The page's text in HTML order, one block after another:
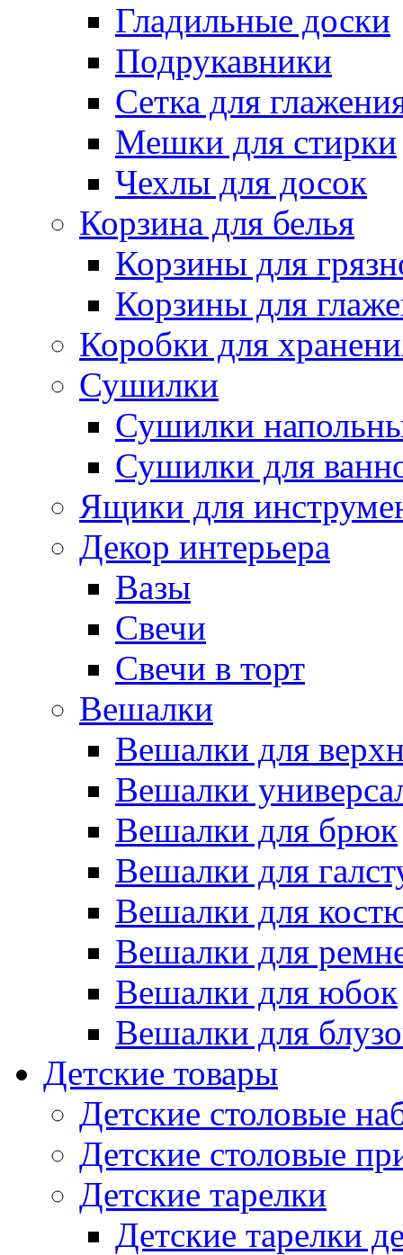
Гладильные доски
Подрукавники
Сетка для
Мешки для стирки
Чехлы для досок
Корзина для белья
Корзины для
Корзины для
Коробки для
Сушилки
Сушилки
Сушилки для
Ящики для
Декор интерьера
Вазы
Свечи
Свечи в торт
Вешалки
Вешалки для
Вешалки
Вешалки для брюк
Вешалки для
Вешалки для
Вешалки для
Вешалки для юбок
Вешалки для
Детские товары
Детские столовые
Детские столовые
Детские тарелки
Детские тарелки